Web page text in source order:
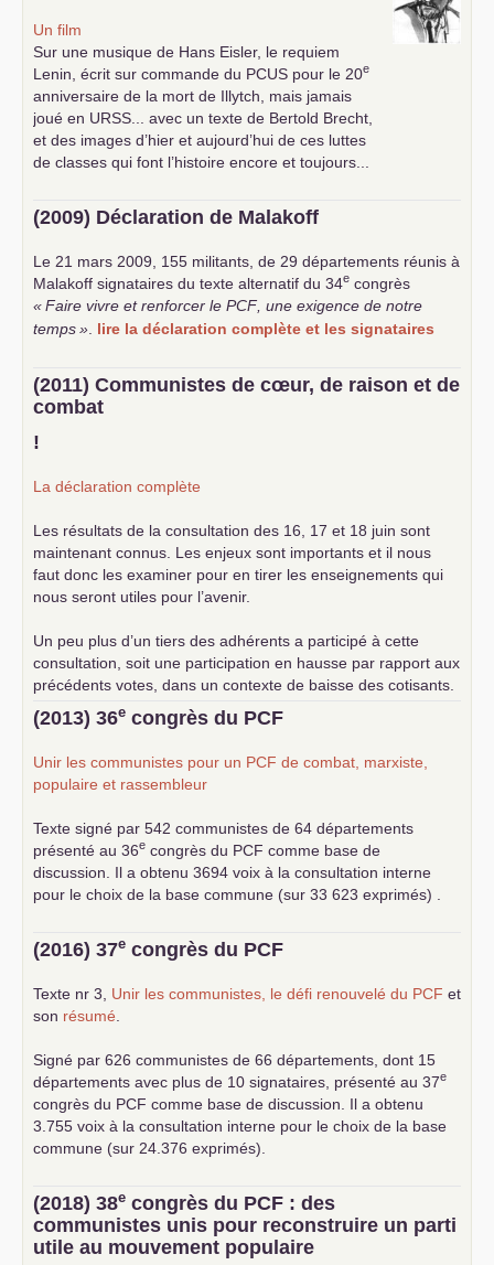
Un film
Sur une musique de Hans Eisler, le requiem
Lenin, écrit sur commande du PCUS pour le 20e
anniversaire de la mort de Illytch, mais jamais
joué en URSS ... avec un texte de Bertold Brecht,
et des images d’hier et aujourd’hui de ces luttes
de classes qui font l’histoire encore et toujours...
(2009) Déclaration de Malakoff
Le 21 mars 2009, 155 militants, de 29 départements réunis à
Malakoff signataires du texte alternatif du 34e congrès
«Faire vivre et renforcer le PCF , une exigence de notre
temps» lire la déclaration complète et les signataires
(2011) Communistes de cœur, de raison et de
combat
!
La déclaration complète
Les résultats de la consultation des 16, 17 et 18 juin sont
maintenant connus. Les enjeux sont importants et il nous
faut donc les examiner pour en tirer les enseignements qui
nous seront utiles pour l’avenir.
Un peu plus d’un tiers des adhérents a participé à cette
consultation, soit une participation en hausse par rapport aux
précédents votes, dans un contexte de baisse des cotisants.
... lire la suite
(2013) 36e congrès du PCF
Unir les communistes pour un PCF de combat, marxiste,
populaire et rassembleur
Texte signé par 542 communistes de 64 départements
présenté au 36e congrès du PCF comme base de
discussion. Il a obtenu 3694 voix à la consultation interne
pour le choix de la base commune (sur 33 623 exprimés) .
(2016) 37e congrès du PCF
Texte nr 3, Unir les communistes, le défi renouvelé du PCF et
son résumé
Signé par 626 communistes de 66 départements, dont 15
départements avec plus de 10 signataires, présenté au 37e
congrès du PCF comme base de discussion. Il a obtenu
3.755 voix à la consultation interne pour le choix de la base
commune (sur 24.376 exprimés).
(2018) 38e congrès du PCF : des
communistes unis pour reconstruire un parti
utile au mouvement populaire